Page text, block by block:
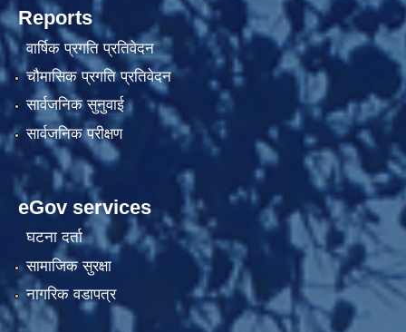
Reports
वार्षिक प्रगति प्रतिवेदन
चौमासिक प्रगति प्रतिवेदन
सार्वजनिक सुनुवाई
सार्वजनिक परीक्षण
eGov services
घटना दर्ता
सामाजिक सुरक्षा
नागरिक वडापत्र